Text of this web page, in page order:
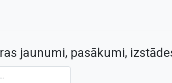
jaunumi, pasākumi,